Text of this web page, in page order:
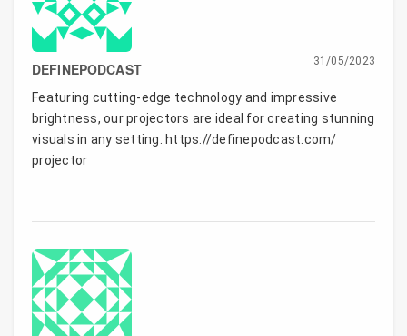
DEFINEPODCAST 31/05/2023
Featuring cutting-edge technology and impressive
brightness, our projectors are ideal for creating stunning
visuals in any setting. https://definepodcast.com/
projector